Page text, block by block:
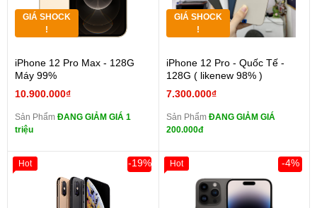
GIÁ SHOCK
!
iPhone 12 Pro Max - 128G
Máy 99%
10.900.000₫
Sản Phẩm ĐANG GIẢM GIÁ 1
triệu
GIÁ SHOCK
!
iPhone 12 Pro - Quốc Tế -
128G ( likenew 98% )
7.300.000₫
Sản Phẩm ĐANG GIẢM GIÁ
200.000đ
-19%
Hot -4%
Hot